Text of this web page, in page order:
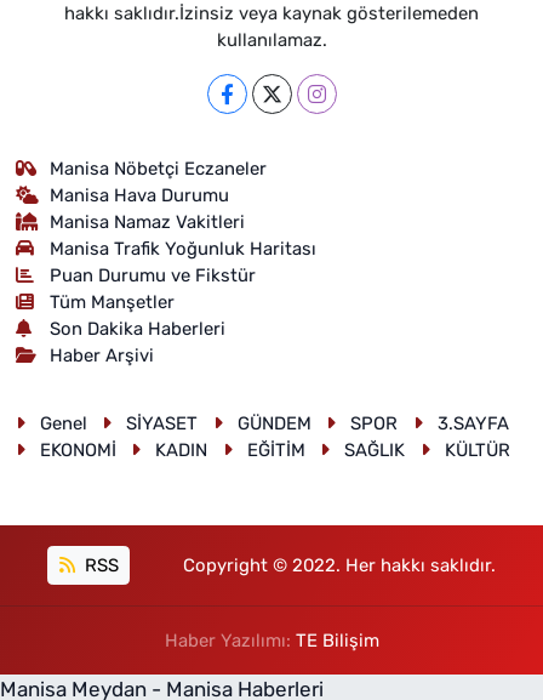
hakkı saklıdır.İzinsiz veya kaynak gösterilemeden
kullanılamaz.
Manisa Nöbetçi Eczaneler
Manisa Hava Durumu
Manisa Namaz Vakitleri
Manisa Trafik Yoğunluk Haritası
Puan Durumu ve Fikstür
Tüm Manşetler
Son Dakika Haberleri
Haber Arşivi
Genel SİYASET GÜNDEM SPOR
3.SAYFA
EKONOMİ
KADIN EĞİTİM SAĞLIK KÜLTÜR
RSS Copyright © 2022. Her hakkı saklıdır.
Haber Yazılımı: TE Bilişim
Manisa Meydan - Manisa Haberleri